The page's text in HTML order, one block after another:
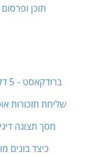
תוכן
ברודקאסט - 5 דקות על כל מה שחשוב לדעת
שליחת תזכורות
מסך תצוגה
כיצד בונים